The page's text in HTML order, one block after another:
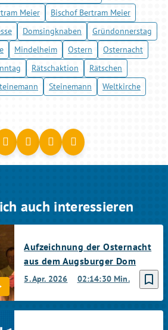
Meier
Bischof Bertram Meier
Domsingknaben
Gründonnerstag
Mindelheim Ostern
Osternacht
Rätschaktion
Rätschen
Steinemann
Weltkirche
auch interessieren
bookmark_border
5. Apr. 2026 02:14:30 Min.
Aufzeichnung der Osternacht
aus dem Augsburger Dom